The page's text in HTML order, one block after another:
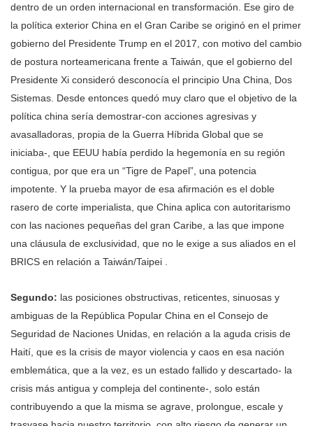
dentro de un orden internacional en transformación. Ese giro de
la política exterior China en el Gran Caribe se originó en el primer
gobierno del Presidente Trump en el 2017, con motivo del cambio
de postura norteamericana frente a Taiwán, que el gobierno del
Presidente Xi consideró desconocía el principio Una China, Dos
Sistemas. Desde entonces quedó muy claro que el objetivo de la
política china sería demostrar-con acciones agresivas y
avasalladoras, propia de la Guerra Híbrida Global que se
iniciaba-, que EEUU había perdido la hegemonía en su región
contigua, por que era un “Tigre de Papel”, una potencia
impotente. Y la prueba mayor de esa afirmación es el doble
rasero de corte imperialista, que China aplica con autoritarismo
con las naciones pequeñas del gran Caribe, a las que impone
una cláusula de exclusividad, que no le exige a sus aliados en el
BRICS en relación a Taiwán/Taipei .
Segundo: las posiciones obstructivas, reticentes, sinuosas y
ambiguas de la República Popular China en el Consejo de
Seguridad de Naciones Unidas, en relación a la aguda crisis de
Haití, que es la crisis de mayor violencia y caos en esa nación
emblemática, que a la vez, es un estado fallido y descartado- la
crisis más antigua y compleja del continente-, solo están
contribuyendo a que la misma se agrave, prolongue, escale y